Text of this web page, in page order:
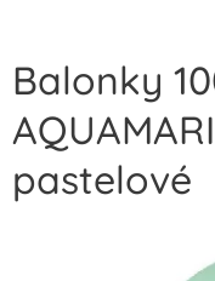
Balonky
pastelové